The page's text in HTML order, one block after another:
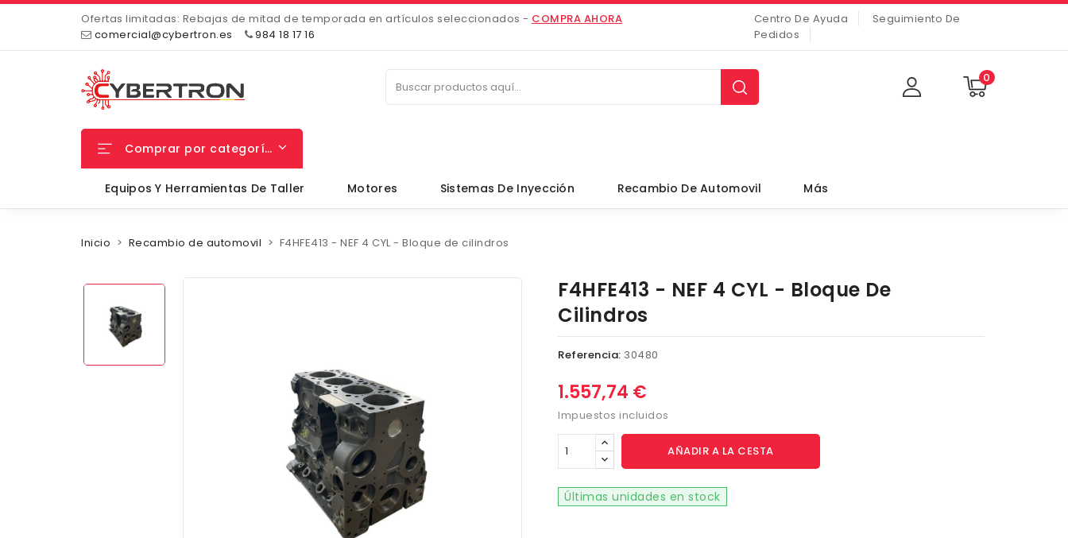
Ofertas limitadas: Rebajas de mitad de temporada en artículos seleccionados - COMPRA AHORA
comercial@cybertron.es
984 18 17 16
Centro De Ayuda
Seguimiento De
Pedidos
0
Comprar por categorías
Equipos Y Herramientas De Taller Motores Sistemas De Inyección Recambio De Automovil Más
Inicio Recambio de automovil F4HFE413 - NEF 4 CYL - Bloque de cilindros
F4HFE413 - NEF 4 CYL - Bloque De
Cilindros
Referencia: 30480
1.557,74 €
Impuestos incluidos
AÑADIR A LA CESTA
Últimas unidades en stock